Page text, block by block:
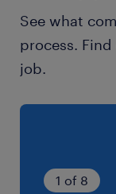
土日祝休み（
就業時間
8:40-17:10（
月10～15時
See what
process.
job.
1 of 8